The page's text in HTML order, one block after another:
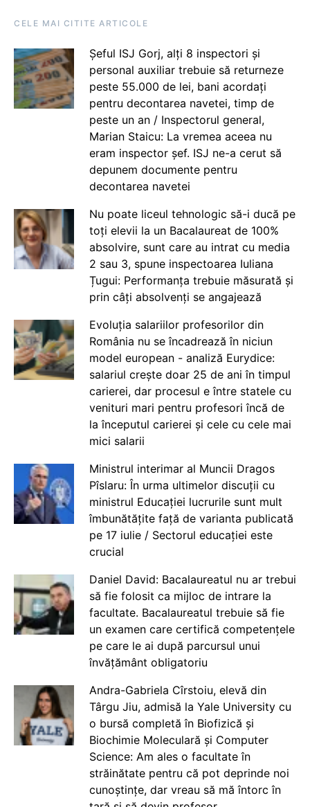
CELE MAI CITITE ARTICOLE
Șeful ISJ Gorj, alți 8 inspectori și
personal auxiliar trebuie să returneze
peste 55.000 de lei, bani acordați
pentru decontarea navetei, timp de
peste un an / Inspectorul general,
Marian Staicu: La vremea aceea nu
eram inspector șef. ISJ ne-a cerut să
depunem documente pentru
decontarea navetei
Nu poate liceul tehnologic să-i ducă pe
toți elevii la un Bacalaureat de 100%
absolvire, sunt care au intrat cu media
2 sau 3, spune inspectoarea Iuliana
Țugui: Performanța trebuie măsurată și
prin câți absolvenți se angajează
Evoluția salariilor profesorilor din
România nu se încadrează în niciun
model european - analiză Eurydice:
salariul crește doar 25 de ani în timpul
carierei, dar procesul e între statele cu
venituri mari pentru profesori încă de
la începutul carierei și cele cu cele mai
mici salarii
Ministrul interimar al Muncii Dragos
Pîslaru: În urma ultimelor discuții cu
ministrul Educației lucrurile sunt mult
îmbunătățite față de varianta publicată
pe 17 iulie / Sectorul educației este
crucial
Daniel David: Bacalaureatul nu ar trebui
să fie folosit ca mijloc de intrare la
facultate. Bacalaureatul trebuie să fie
un examen care certifică competențele
pe care le ai după parcursul unui
învățământ obligatoriu
Andra-Gabriela Cîrstoiu, elevă din
Târgu Jiu, admisă la Yale University cu
o bursă completă în Biofizică și
Biochimie Moleculară și Computer
Science: Am ales o facultate în
străinătate pentru că pot deprinde noi
cunoștințe, dar vreau să mă întorc în